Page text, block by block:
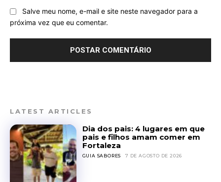
Salve meu nome, e-mail e site neste navegador para a
próxima vez que eu comentar.
LATEST ARTICLES
Dia dos pais: 4 lugares em que
pais e filhos amam comer em
Fortaleza
GUIA SABORES 7 DE AGOSTO DE 2026